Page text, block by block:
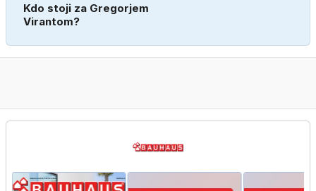
Kdo stoji za Gregorjem
Virantom?